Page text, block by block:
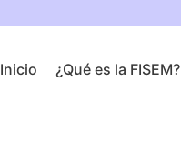
Inicio ¿Qué es la FISEM?